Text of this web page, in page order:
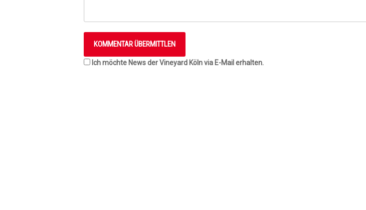
Ich möchte News der Vineyard Köln via E-Mail erhalten.